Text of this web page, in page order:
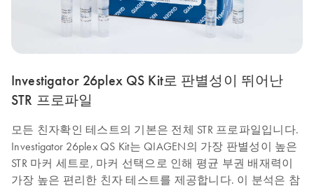
Investigator 26plex QS Kit로 판별성이 뛰어난
STR 프로파일
모든 친자확인 테스트의 기본은 전체 STR 프로파일입니다.
Investigator 26plex QS Kit는 QIAGEN의 가장 판별성이 높은
STR 마커 세트로, 마커 선택으로 인해 평균 부권 배재력이
가장 높은 편리한 친자 테스트를 제공합니다. 이 분석은 참